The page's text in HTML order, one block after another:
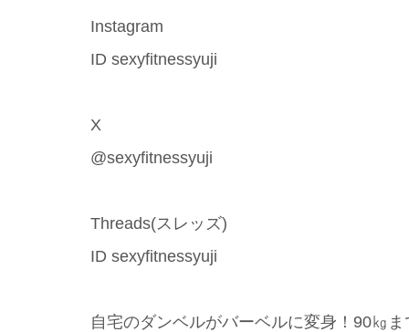
Instagram
ID sexyfitnessyuji
X
@sexyfitnessyuji
Threads(スレッズ)
ID sexyfitnessyuji
自宅のダンベルがバーベルに変身！90㎏ま